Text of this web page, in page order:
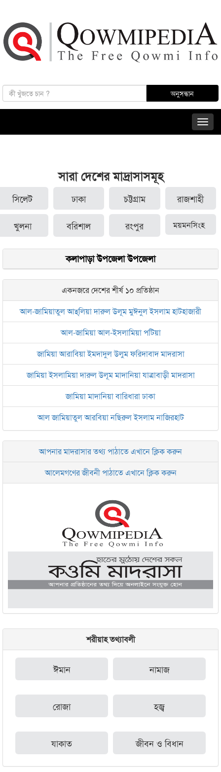
সারা দেশের মাদ্রাসাসমূহ
সিলেট ঢাকা চট্টগ্রাম রাজশাহী
খুলনা বরিশাল রংপুর ময়মনসিংহ
কলাপাড়া উপজেলা উপজেলা
একনজরে দেশের শীর্ষ ১০ প্রতিষ্ঠান
আল-জামিয়াতুল আহ্‌লিয়া দারুল উলূম মুঈনুল ইসলাম হাটহাজারী
আল-জামিয়া আল-ইসলামিয়া পটিয়া
জামিয়া আরাবিয়া ইমদাদুল উলুম ফরিদাবাদ মাদরাসা
জামিয়া ইসলামিয়া দারুল উলূম মাদানিয়া যাত্রাবাড়ী মাদরাসা
জামিয়া মাদানিয়া বারিধারা ঢাকা
আল জামিয়াতুল আরবিয়া নছিরুল ইসলাম নাজিরহাট
জামেয়া দারুল মা‘আরিফ আল-ইসলামিয়া চট্টগ্রাম
ইসলামিক রিসার্চ সেন্টার বাংলাদেশ বসুন্ধরা
জামেয়া আরাবিয়া রহমানিয়া, ঢাকা
জামেয়া কুরআনিয়া লালবাগ ঢাকা
আপনার মাদরাসার তথ্য পাঠাতে এখানে ক্লিক করুন
আলেমগণের জীবনী পাঠাতে এখানে ক্লিক করুন
শরীয়াহ তথ্যাবলী
ঈমান নামাজ
রোজা হজ্ব
যাকাত জীবন ও বিধান